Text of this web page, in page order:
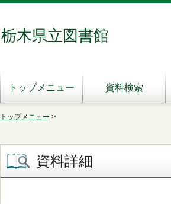
栃木県立図書館
トップメニュー 資料検索
トップメニュー >
資料詳細